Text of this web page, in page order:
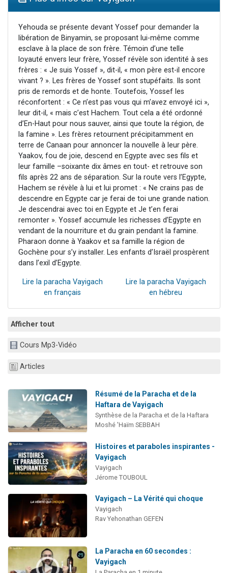
Il reste 49 places pour étudier en groupe sur Zoom
2 personnes viennent de nous rejoindre sur WhatsApp
Yehouda se présente devant Yossef pour demander la
libération de Binyamin, se proposant lui-même comme
esclave à la place de son frère. Témoin d’une telle
loyauté envers leur frère, Yossef révèle son identité à ses
frères : « Je suis Yossef », dit-il, « mon père est-il encore
vivant ? ». Les frères de Yossef sont stupéfaits. Ils sont
pris de remords et de honte. Toutefois, Yossef les
réconfortent : « Ce n’est pas vous qui m’avez envoyé ici »,
leur dit-il, « mais c’est Hachem. Tout cela a été ordonné
d’En-Haut pour nous sauver, ainsi que toute la région, de
la famine ». Les frères retournent précipitamment en
terre de Canaan pour annoncer la nouvelle à leur père.
Yaakov, fou de joie, descend en Egypte avec ses fils et
leur famille –soixante dix âmes en tout- et retrouve son
fils après 22 ans de séparation. Sur la route vers l’Egypte,
Hachem se révèle à lui et lui promet : « Ne crains pas de
descendre en Egypte car je ferai de toi une grande nation.
Je descendrai avec toi en Egypte et Je t’en ferai
remonter ». Yossef accumule les richesses d’Egypte en
vendant de la nourriture et du grain pendant la famine.
Pharaon donne à Yaakov et sa famille la région de
Gochène pour s’y installer. Les enfants d’Israël prospèrent
dans l’exil d’Egypte.
Lire la paracha Vayigach
en français
Lire la paracha Vayigach
en hébreu
Afficher tout
Cours Mp3-Vidéo
Articles
Résumé de la Paracha et de la
Haftara de Vayigach
Synthèse de la Paracha et de la Haftara
Moshé 'Haïm SEBBAH
Histoires et paraboles inspirantes -
Vayigach
Vayigach
Jérome TOUBOUL
Vayigach – La Vérité qui choque
Vayigach
Rav Yehonathan GEFEN
La Paracha en 60 secondes :
Vayigach